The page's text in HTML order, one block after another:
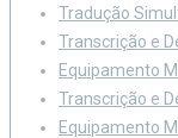
Tradução
Transcrição e
Equipamento
Transcrição e
Equipamento